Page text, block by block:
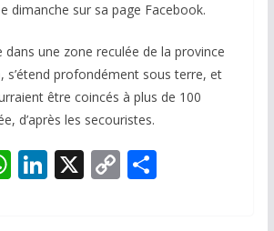
dimanche sur sa page Facebook.
une zone reculée de la province
s’étend profondément sous terre, et
être coincés à plus de 100
d’après les secouristes.
W Li X C P